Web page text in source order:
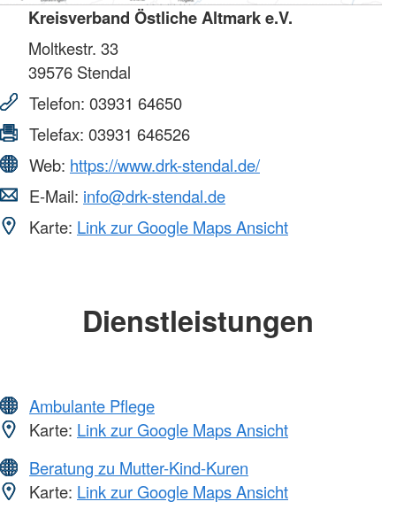
Kreisverband Östliche Altmark e.V.
Moltkestr. 33
39576 Stendal
Telefon: 03931 64650
Telefax: 03931 646526
Web: https://www.drk-stendal.de/
E-Mail: info@drk-stendal.de
Karte: Link zur Google Maps Ansicht
Dienstleistungen
Ambulante Pflege
Karte: Link zur Google Maps Ansicht
Beratung zu Mutter-Kind-Kuren
Karte: Link zur Google Maps Ansicht